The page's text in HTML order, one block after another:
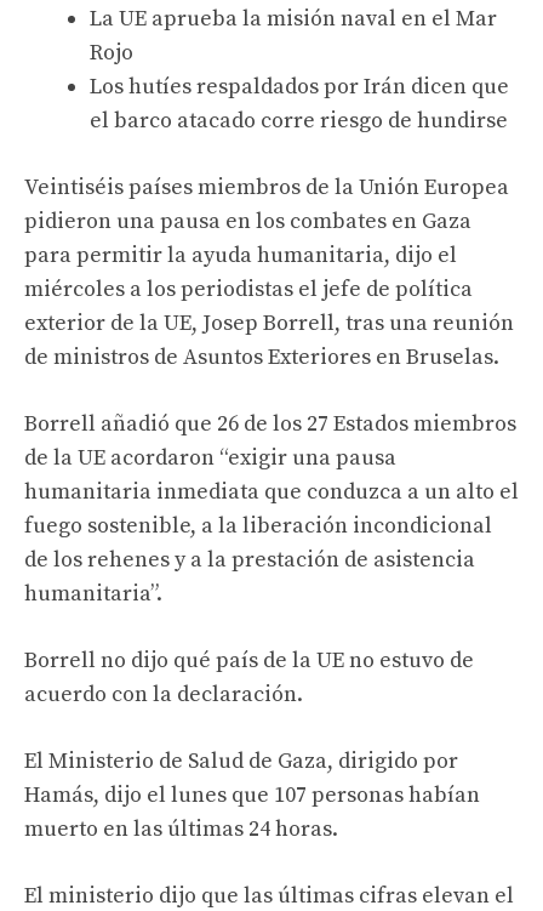
La UE aprueba la misión naval en el Mar
Rojo
Los hutíes respaldados por Irán dicen que
el barco atacado corre riesgo de hundirse
Veintiséis países miembros de la Unión Europea
pidieron una pausa en los combates en Gaza
para permitir la ayuda humanitaria, dijo el
miércoles a los periodistas el jefe de política
exterior de la UE, Josep Borrell, tras una reunión
de ministros de Asuntos Exteriores en Bruselas.
Borrell añadió que 26 de los 27 Estados miembros
de la UE acordaron “exigir una pausa
humanitaria inmediata que conduzca a un alto el
fuego sostenible, a la liberación incondicional
de los rehenes y a la prestación de asistencia
humanitaria”.
Borrell no dijo qué país de la UE no estuvo de
acuerdo con la declaración.
El Ministerio de Salud de Gaza, dirigido por
Hamás, dijo el lunes que 107 personas habían
muerto en las últimas 24 horas.
El ministerio dijo que las últimas cifras elevan el